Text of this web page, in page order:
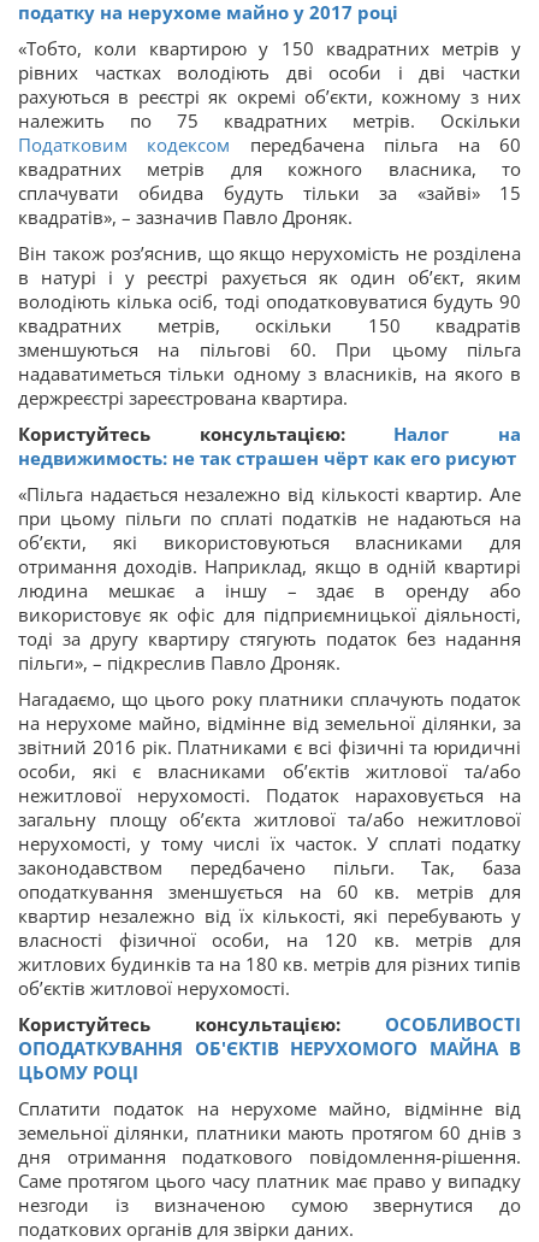
податку на нерухоме майно у 2017 році
«Тобто, коли квартирою у 150 квадратних метрів у
рівних частках володіють дві особи і дві частки
рахуються в реєстрі як окремі об’єкти, кожному з них
належить по 75 квадратних метрів. Оскільки
Податковим кодексом передбачена пільга на 60
квадратних метрів для кожного власника, то
сплачувати обидва будуть тільки за «зайві» 15
квадратів», – зазначив Павло Дроняк.
Він також роз’яснив, що якщо нерухомість не розділена
в натурі і у реєстрі рахується як один об’єкт, яким
володіють кілька осіб, тоді оподатковуватися будуть 90
квадратних метрів, оскільки 150 квадратів
зменшуються на пільгові 60. При цьому пільга
надаватиметься тільки одному з власників, на якого в
держреєстрі зареєстрована квартира.
Користуйтесь консультацією: Налог на
недвижимость: не так страшен чёрт как его рисуют
«Пільга надається незалежно від кількості квартир. Але
при цьому пільги по сплаті податків не надаються на
об’єкти, які використовуються власниками для
отримання доходів. Наприклад, якщо в одній квартирі
людина мешкає а іншу – здає в оренду або
використовує як офіс для підприємницької діяльності,
тоді за другу квартиру стягують податок без надання
пільги», – підкреслив Павло Дроняк.
Нагадаємо, що цього року платники сплачують податок
на нерухоме майно, відмінне від земельної ділянки, за
звітний 2016 рік. Платниками є всі фізичні та юридичні
особи, які є власниками об’єктів житлової та/або
нежитлової нерухомості. Податок нараховується на
загальну площу об’єкта житлової та/або нежитлової
нерухомості, у тому числі їх часток. У сплаті податку
законодавством передбачено пільги. Так, база
оподаткування зменшується на 60 кв. метрів для
квартир незалежно від їх кількості, які перебувають у
власності фізичної особи, на 120 кв. метрів для
житлових будинків та на 180 кв. метрів для різних типів
об’єктів житлової нерухомості.
Користуйтесь консультацією: ОСОБЛИВОСТІ
ОПОДАТКУВАННЯ ОБ'ЄКТІВ НЕРУХОМОГО МАЙНА В
ЦЬОМУ РОЦІ
Сплатити податок на нерухоме майно, відмінне від
земельної ділянки, платники мають протягом 60 днів з
дня отримання податкового повідомлення-рішення.
Саме протягом цього часу платник має право у випадку
незгоди із визначеною сумою звернутися до
податкових органів для звірки даних.